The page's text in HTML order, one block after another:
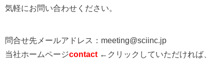
気軽にお問い合わせください。
問合せ先メールアドレス：meeting@sciinc.jp
当社ホームページcontact ←クリックしていただければ、